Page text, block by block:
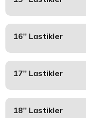
16’’ Lastikler
17’’ Lastikler
18’’ Lastikler